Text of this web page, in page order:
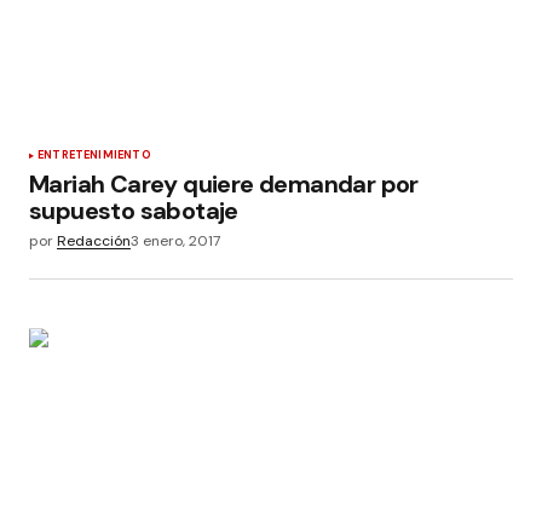
ENTRETENIMIENTO
Mariah Carey quiere demandar por
supuesto sabotaje
porRedacción3 enero, 2017